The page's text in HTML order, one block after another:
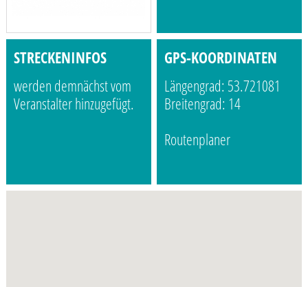
STRECKENINFOS
werden demnächst vom
Veranstalter hinzugefügt.
GPS-KOORDINATEN
Längengrad: 53.721081
Breitengrad: 14
Routenplaner